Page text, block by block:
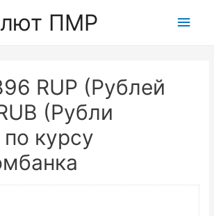
ПМР
RUP (Рублей
(Рубли
курсу